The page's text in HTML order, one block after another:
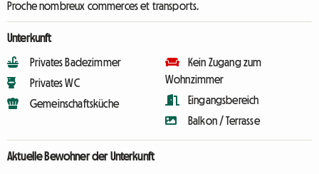
Proche nombreux commerces et transports.
Unterkunft
Privates Badezimmer
Privates WC
Gemeinschaftsküche
Kein Zugang zum
Wohnzimmer
Eingangsbereich
Balkon / Terrasse
Aktuelle Bewohner der Unterkunft